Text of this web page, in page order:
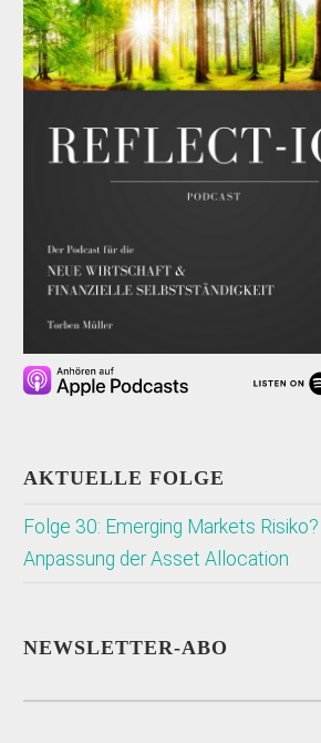
AKTUELLE FOLGE
Folge 30: Emerging Markets Risiko?
Anpassung der Asset Allocation
NEWSLETTER-ABO